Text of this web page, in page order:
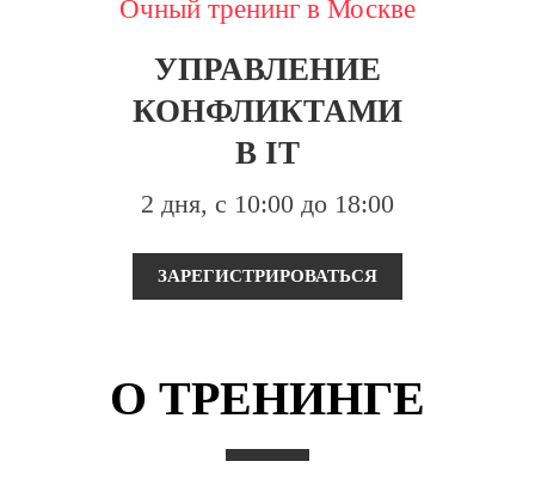
Очный тренинг в Москве
УПРАВЛЕНИЕ
КОНФЛИКТАМИ
В IT
2 дня, с 10:00 до 18:00
ЗАРЕГИСТРИРОВАТЬСЯ
О ТРЕНИНГЕ